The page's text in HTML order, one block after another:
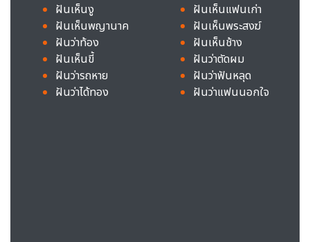
ฝันเห็นงู
ฝันเห็นพญานาค
ฝันว่าท้อง
ฝันเห็นขี้
ฝันว่ารถหาย
ฝันว่าได้ทอง
ฝันเห็นแฟนเก่า
ฝันเห็นพระสงฆ์
ฝันเห็นช้าง
ฝันว่าตัดผม
ฝันว่าฟันหลุด
ฝันว่าแฟนนอกใจ